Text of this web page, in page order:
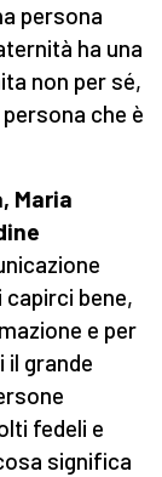
persona
ha una
non per sé,
che è
Maria
capirci bene,
e per
grande
fedeli e
significa